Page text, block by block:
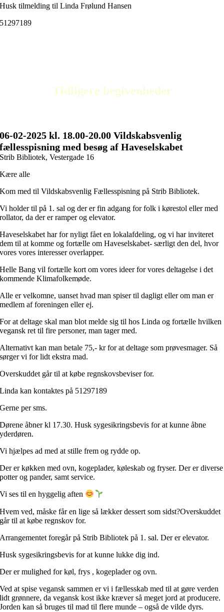
Husk tilmelding til Linda Frølund Hansen
51297189
Tidligere begivenheder
06-02-2025 kl. 18.00-20.00 Vildskabsvenlig
fællesspisning med besøg af Haveselskabet
Strib Bibliotek, Vestergade 16
Kære alle
Kom med til Vildskabsvenlig Fællesspisning på Strib Bibliotek.
Vi holder til på 1. sal og der er fin adgang for folk i kørestol eller med
rollator, da der er ramper og elevator.
Haveselskabet har for nyligt fået en lokalafdeling, og vi har inviteret
dem til at komme og fortælle om Haveselskabet- særligt den del, hvor
vores vores interesser overlapper.
Helle Bang vil fortælle kort om vores ideer for vores deltagelse i det
kommende Klimafolkemøde.
Alle er velkomne, uanset hvad man spiser til dagligt eller om man er
medlem af foreningen eller ej.
For at deltage skal man blot melde sig til hos Linda og fortælle hvilken
vegansk ret til fire personer, man tager med.
Alternativt kan man betale 75,- kr for at deltage som prøvesmager. Så
sørger vi for lidt ekstra mad.
Overskuddet går til at købe regnskovsbeviser for.
Linda kan kontaktes på 51297189
Gerne per sms.
Dørene åbner kl 17.30. Husk sygesikringsbevis for at kunne åbne
yderdøren.
Vi hjælpes ad med at stille frem og rydde op.
Der er køkken med ovn, kogeplader, køleskab og fryser. Der er diverse
potter og pander, samt service.
Vi ses til en hyggelig aften
Hvem ved, måske får en lige så lækker dessert som sidst?Overskuddet
går til at købe regnskov for.
Arrangementet foregår på Strib Bibliotek på 1. sal. Der er elevator.
Husk sygesikringsbevis for at kunne lukke dig ind.
Der er mulighed for køl, frys , kogeplader og ovn.
Ved at spise vegansk sammen er vi i fællesskab med til at gøre verden
lidt grønnere, da vegansk kost ikke kræver så meget jord at producere.
Jorden kan så bruges til mad til flere munde – også de vilde dyrs.